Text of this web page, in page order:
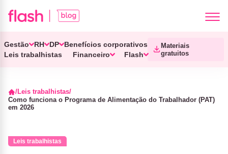
Gestão RH DP
Benefícios corporativos
Leis trabalhistas
Financeiro Flash
Materiais
gratuitos
Leis trabalhistas
Como funciona o Programa de Alimentação do Trabalhador (PAT)
em 2026
Leis trabalhistas